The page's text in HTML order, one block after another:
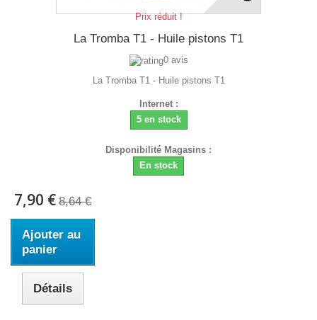
Prix réduit !
La Tromba T1 - Huile pistons T1
0 avis
La Tromba T1 - Huile pistons T1
Internet :
5 en stock
Disponibilité Magasins :
En stock
7,90 € 8,64 €
Ajouter au
panier
Détails